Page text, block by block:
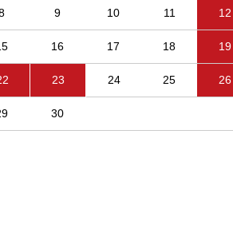
9 10 11 12
16 17 18 19
23 24 25 26
30